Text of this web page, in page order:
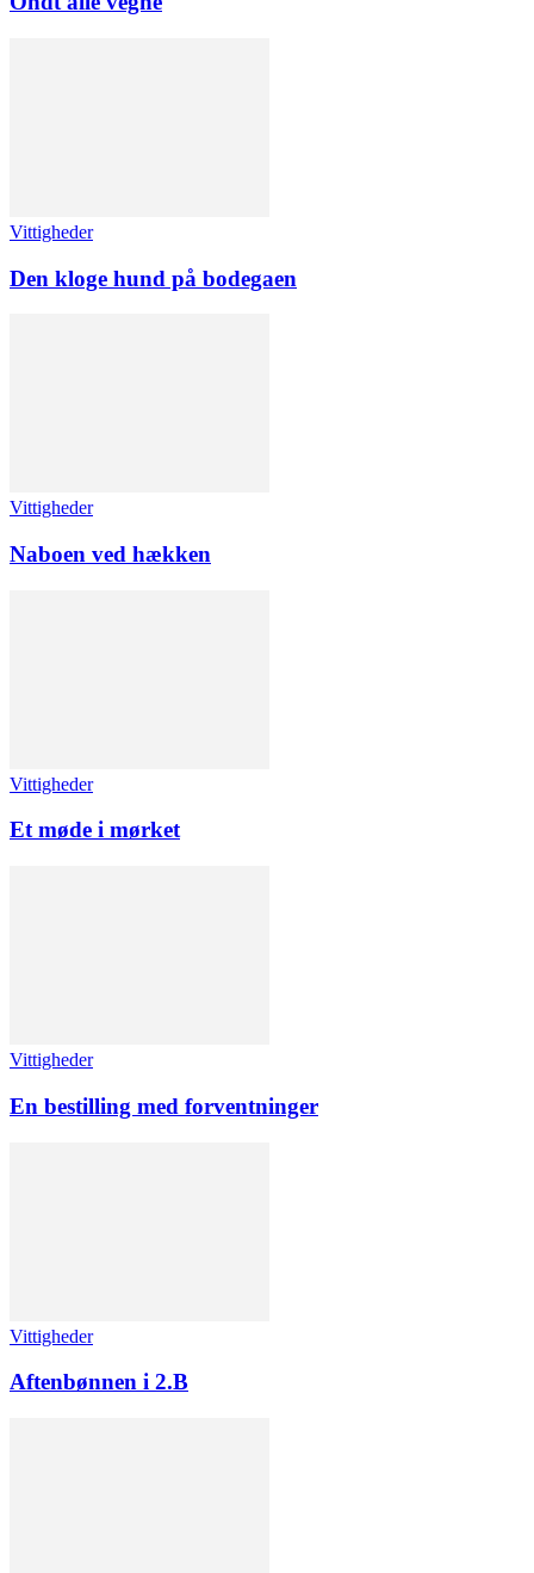
Vittigheder
Den kloge hund på bodegaen
Vittigheder
Naboen ved hækken
Vittigheder
Et møde i mørket
Vittigheder
En bestilling med forventninger
Vittigheder
Aftenbønnen i 2.B